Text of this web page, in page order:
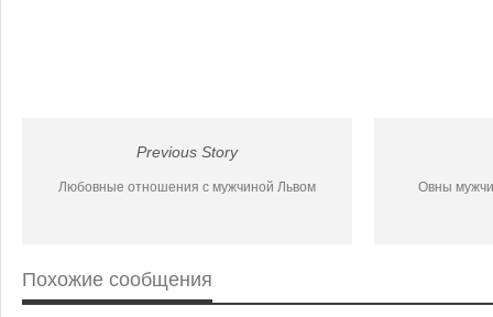
Previous Story
Любовные отношения с мужчиной Львом Овны
Похожие сообщения